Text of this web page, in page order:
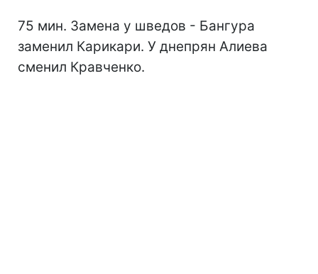
75 мин. Замена у шведов - Бангура
заменил Карикари. У днепрян Алиева
сменил Кравченко.